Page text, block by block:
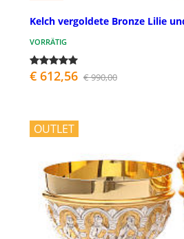
Kelch vergoldete Bronze Lilie
VORRÄTIG
€ 612,56 € 990,00
OUTLET